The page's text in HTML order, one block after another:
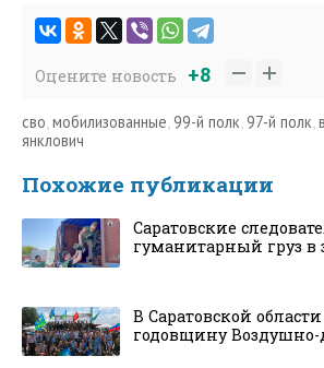
Оцените новость +8
сво мобилизованные 99-й полк 97-й полк
янклович
Похожие публикации
Саратовские
гуманитарный груз в
В Саратовской
годовщину